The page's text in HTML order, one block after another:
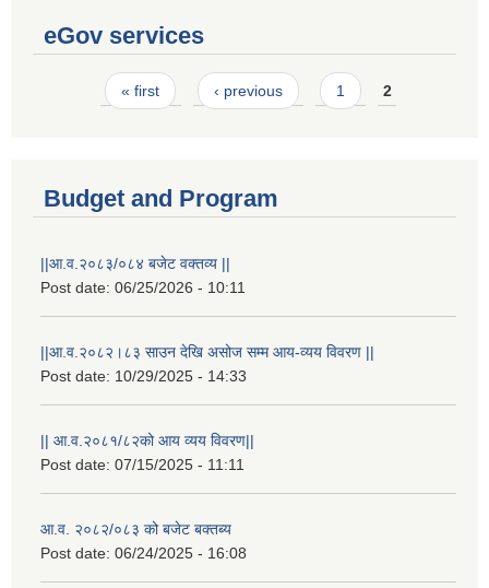
eGov services
Pages« first ‹ previous 1 2
Budget and Program
||आ.व.२०८३/०८४ बजेट वक्तव्य ||
Post date: 06/25/2026 - 10:11
||आ.व.२०८२।८३ साउन देखि असोज सम्म आय-व्यय विवरण ||
Post date: 10/29/2025 - 14:33
|| आ.व.२०८१/८२को आय व्यय विवरण||
Post date: 07/15/2025 - 11:11
आ.व. २०८२/०८३ को बजेट बक्तब्य
Post date: 06/24/2025 - 16:08